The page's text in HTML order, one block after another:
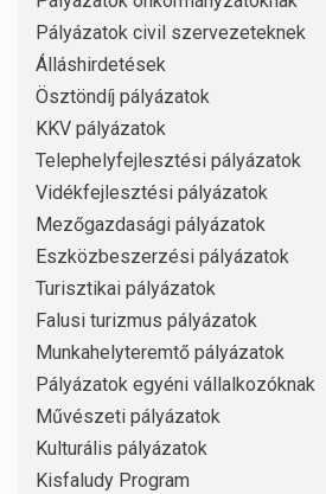
Pályázatok civil szervezeteknek
Álláshirdetések
Ösztöndíj pályázatok
KKV pályázatok
Telephelyfejlesztési pályázatok
Vidékfejlesztési pályázatok
Mezőgazdasági pályázatok
Eszközbeszerzési pályázatok
Turisztikai pályázatok
Falusi turizmus pályázatok
Munkahelyteremtő pályázatok
Pályázatok egyéni vállalkozóknak
Művészeti pályázatok
Kulturális pályázatok
Kisfaludy Program